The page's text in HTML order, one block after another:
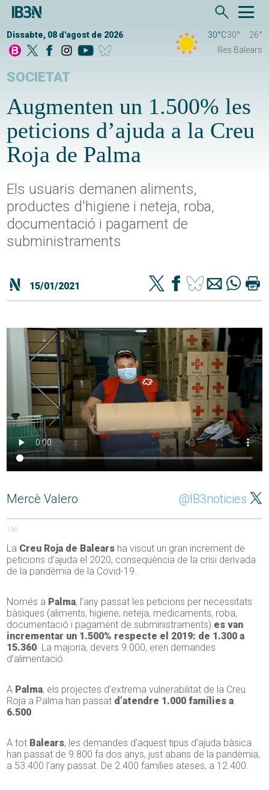
Dissabte, 08 d'agost de 2026 30°C30°
26°
Illes Balears
SOCIETAT
Augmenten un 1.500% les
peticions d’ajuda a la Creu
Roja de Palma
Els usuaris demanen aliments,
productes d'higiene i neteja, roba,
documentació i pagament de
subministraments
15/01/2021
Mercè Valero @IB3noticies
156
La Creu Roja de Balears ha viscut un gran increment de
peticions d’ajuda el 2020, conseqüència de la crisi derivada
de la pandèmia de la Covid-19.
Només a Palma, l’any passat les peticions per necessitats
bàsiques (aliments, higiene, neteja, medicaments, roba,
documentació i pagament de subministraments) es van
incrementar un 1.500% respecte el 2019: de 1.300 a
15.360. La majoria, devers 9.000, eren demandes
d’alimentació.
A Palma, els projectes d’extrema vulnerabilitat de la Creu
Roja a Palma han passat d’atendre 1.000 famílies a
6.500.
A tot Balears, les demandes d’aquest tipus d’ajuda bàsica
han passat de 9.800 fa dos anys, just abans de la pandèmia,
a 53.400 l’any passat. De 2.400 famílies ateses, a 12.400.